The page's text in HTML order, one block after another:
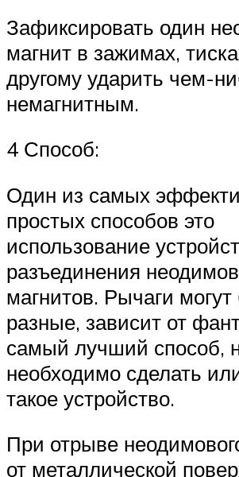
Зафиксировать один
магнит в зажимах,
другому ударить чем-
немагнитным.
4 Способ:
Один из самых
простых способов это
использование
разъединения
магнитов. Рычаги
разные, зависит от
самый лучший способ,
необходимо сделать
такое устройство.
При отрыве
от металлической